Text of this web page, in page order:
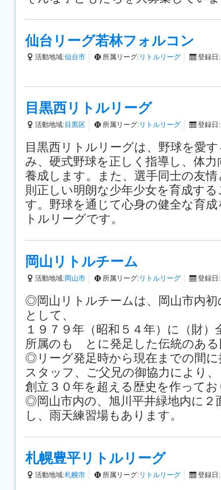
仙台リーグ若林フォルコン
活動地域:仙台市 所属リーグ: リトルリーグ 登録日
目黒西リトルリーグ
活動地域:目黒区 所属リーグ: リトルリーグ 登録日
目黒西リトルリーグは、野球を愛
み、硬式野球を正しく指導し、体
養成します。また、選手同士の友
則正しい明朗な少年少女を育成す
す。野球を通じて心身の健全な育
トルリーグです。
岡山リトルチーム
活動地域:岡山市 所属リーグ: リトルリーグ 登録日
◎岡山リトルチームは、岡山市内初
として、
１９７９年（昭和５４年）に（財
所属のも とに発足した伝統のある
◎リーグ発足時から現在までの間
スタッフ、ご父兄の御協力により、
創立３０年を超える歴史を作って
◎岡山市内の、旭川平井緑地内に２
し、雨天練習場もあります。
札幌豊平リトルリーグ
活動地域:札幌市 所属リーグ: リトルリーグ 登録日